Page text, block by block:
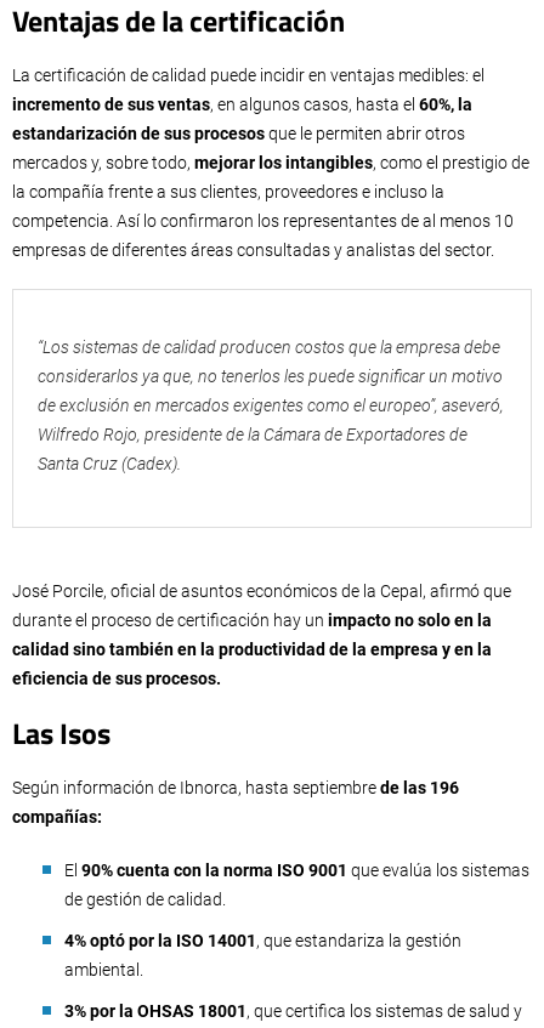
Ventajas de la certificación
La certificación de calidad puede incidir en ventajas medibles: el
incremento de sus ventas, en algunos casos, hasta el 60%, la
estandarización de sus procesosque le permiten abrir otros
mercados y, sobre todo, mejorar los intangibles, como el prestigio de
la compañía frente a sus clientes, proveedores e incluso la
competencia. Así lo confirmaron los representantes de al menos 10
empresas de diferentes áreas consultadas y analistas del sector.
“Los sistemas de calidad producen costos que la empresa debe
considerarlos ya que, no tenerlos les puede significar un motivo
de exclusión en mercados exigentes como el europeo”, aseveró,
Wilfredo Rojo, presidente de la Cámara de Exportadores de
Santa Cruz (Cadex).
José Porcile, oficial de asuntos económicos de la Cepal, afirmó que
durante el proceso de certificación hay un impacto no solo en la
calidad sino también en la productividad de la empresa y en la
eficiencia de sus procesos.
Las Isos
Según información de Ibnorca, hasta septiembrede las 196
compañías:
El 90% cuenta con la norma ISO 9001 que evalúa los sistemas
de gestión de calidad.
4% optó por la ISO 14001, que estandariza la gestión
ambiental.
3% por la OHSAS 18001, que certifica los sistemas de salud y